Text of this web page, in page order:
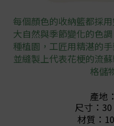
每個顏色的收納籃都採
大自然與季節變化的色
種植園，工匠用精湛的
並縫製上代表花梗的流
格儲
產地
尺寸：
材質：